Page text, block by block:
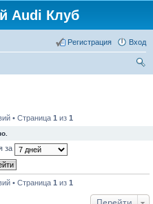
Audi Клуб
Вход
Регистрация
• Страница 1 из 1
за
• Страница 1 из 1